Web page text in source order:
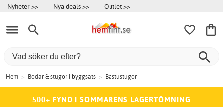
Nyheter >> Nya deals >> Outlet >>
Hem > Bodar & stugor i byggsats > Bastustugor
500+ FYND I SOMMARENS LAGERTÖMNING